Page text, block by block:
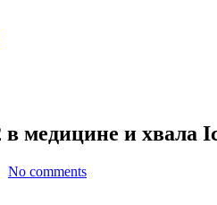
медицине и хвала
No comments